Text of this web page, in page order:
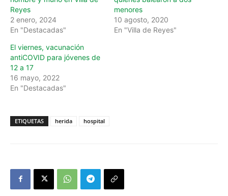
Reyes
2 enero, 2024
En "Destacadas"
menores
10 agosto, 2020
En "Villa de Reyes"
El viernes, vacunación
antiCOVID para jóvenes de
12 a 17
16 mayo, 2022
En "Destacadas"
ETIQUETAS herida hospital